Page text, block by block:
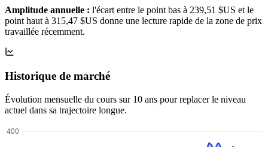
Amplitude annuelle : l'écart entre le point bas à 239,51 $US et le
point haut à 315,47 $US donne une lecture rapide de la zone de prix
travaillée récemment.
Historique de marché
Évolution mensuelle du cours sur 10 ans pour replacer le niveau
actuel dans sa trajectoire longue.